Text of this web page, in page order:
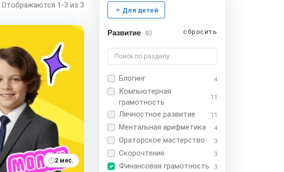
Отображаются 1-3 из 3
2 мес.
Для детей
Развитие 40 сбросить
Блогинг 4
Компьютерная
грамотность
11
Личностное развитие 11
Ментальная арифметика 4
Ораторское мастерство 3
Скорочтение 3
Финансовая грамотность 3